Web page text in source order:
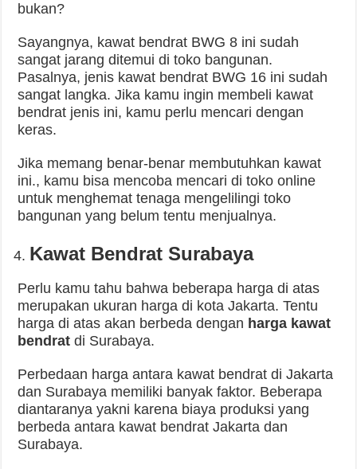
bukan?
Sayangnya, kawat bendrat BWG 8 ini sudah
sangat jarang ditemui di toko bangunan.
Pasalnya, jenis kawat bendrat BWG 16 ini sudah
sangat langka. Jika kamu ingin membeli kawat
bendrat jenis ini, kamu perlu mencari dengan
keras.
Jika memang benar-benar membutuhkan kawat
ini., kamu bisa mencoba mencari di toko online
untuk menghemat tenaga mengelilingi toko
bangunan yang belum tentu menjualnya.
Kawat Bendrat Surabaya
Perlu kamu tahu bahwa beberapa harga di atas
merupakan ukuran harga di kota Jakarta. Tentu
harga di atas akan berbeda dengan harga kawat
bendrat di Surabaya.
Perbedaan harga antara kawat bendrat di Jakarta
dan Surabaya memiliki banyak faktor. Beberapa
diantaranya yakni karena biaya produksi yang
berbeda antara kawat bendrat Jakarta dan
Surabaya.